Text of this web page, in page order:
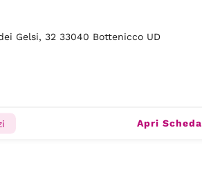
Gelsi, 32 33040 Bottenicco UD
Apri Scheda